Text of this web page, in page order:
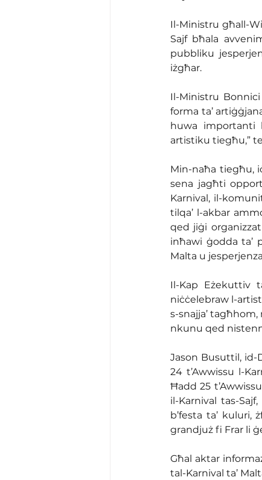
Il-Ministru għall-
Sajf bħala
pubbliku
iżgħar.
Il-Ministru
forma ta’
huwa importanti
artistiku tiegħu,”
Min-naħa tiegħu,
sena jagħti
Karnival, il-
tilqa’ l-akbar
qed jiġi
inħawi ġodda ta’
Malta u
Il-Kap Eżekuttiv
niċċelebraw l-
s-snajja’
nkunu qed
Jason Busuttil, id-
24 t’Awwissu l-
Ħadd 25
il-Karnival tas-
b’festa ta’
grandjuż fi Frar li
Għal aktar
tal-Karnival ta’